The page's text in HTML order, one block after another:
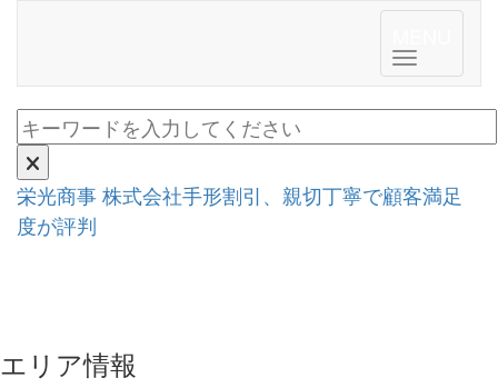
栄光商事 株式会社手形割引、親切丁寧で顧客満足
度が評判
エリア情報